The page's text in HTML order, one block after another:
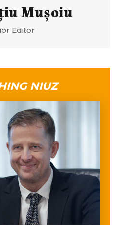
Muşoiu
Editor
NIUZ